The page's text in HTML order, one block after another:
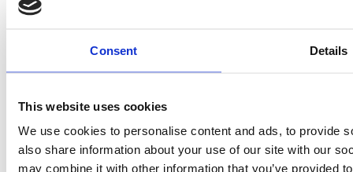
Consent Details
This website uses cookies
We use cookies to personalise content and ads, to provide
also share information about your use of our site with our
may combine it with other information that you’ve provided
Kontakt
post@hvalerfjordcruise.no
Postboks 13
Skjærhalden 1680